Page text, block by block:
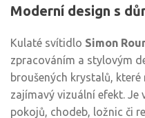
Moderní design s
Kulaté svítidlo Simon
zpracováním a stylovým
broušených krystalů,
zajímavý vizuální efekt. Je
pokojů, chodeb, ložnic či